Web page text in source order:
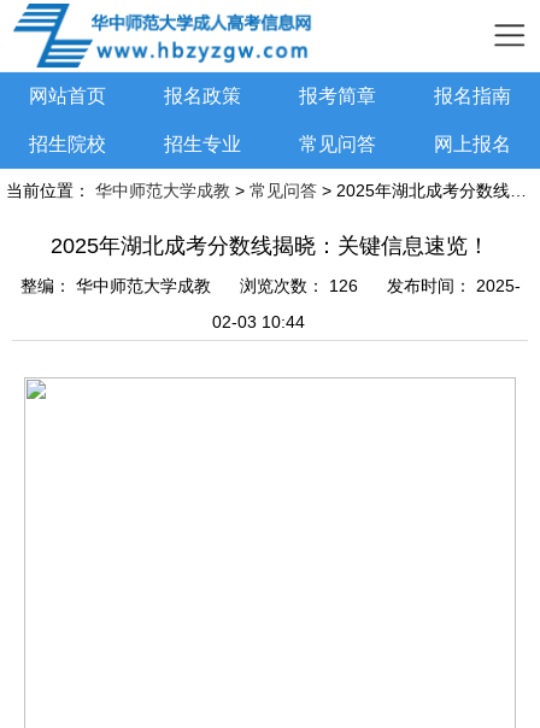
网站首页 报名政策 报考简章 报名指南
招生院校 招生专业 常见问答 网上报名
当前位置： 华中师范大学成教 > 常见问答 > 2025年湖北成考分数线揭晓：关键信息速览！
2025年湖北成考分数线揭晓：关键信息速览！
整编： 华中师范大学成教 浏览次数： 126 发布时间：
2025-
02-03 10:44